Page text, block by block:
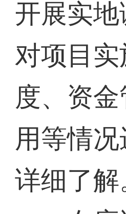
开展实地
对项目实
度、资
用等情况
详细了解